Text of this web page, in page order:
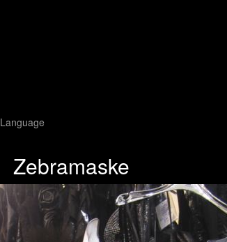
Language
Zebramaske